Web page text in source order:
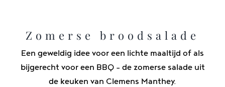
Zomerse broodsalade
Een geweldig idee voor een lichte maaltijd of als
bijgerecht voor een BBQ - de zomerse salade uit
de keuken van Clemens Manthey.